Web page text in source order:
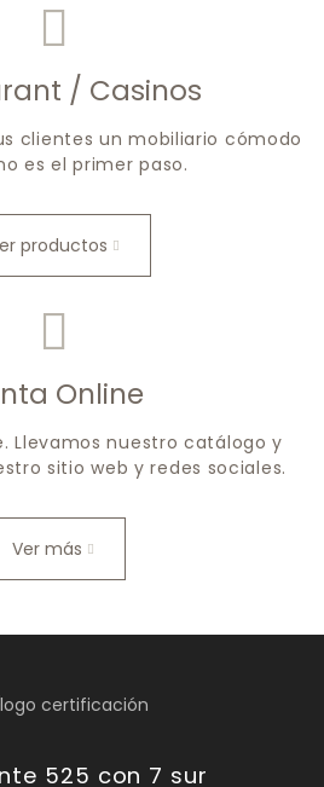
/ Casinos
clientes un mobiliario cómodo
es el primer paso.
productos
Online
Llevamos nuestro catálogo y
sitio web y redes sociales.
Ver más
525 con 7 sur